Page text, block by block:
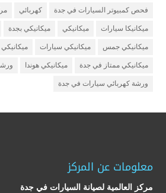
فحص كمبيوتر السيارات في جدة كهربائي
ميكانيكا سيارات ميكانيكي ميكانيكي بجدة
ميكانيكي جمس ميكانيكي سيارات
ميكانيكي ممتاز في جدة ميكانيكي هوندا
ورشة كهربائي سيارات في جدة
معلومات عن المركز
مركز العالمية لصيانة السيارات في جدة